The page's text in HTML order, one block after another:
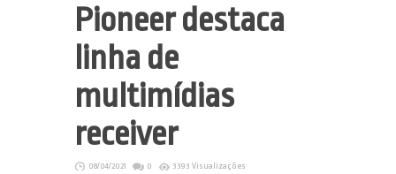
Pioneer destaca
linha de
multimídias
receiver
08/04/2021 0 3393 Visualizações